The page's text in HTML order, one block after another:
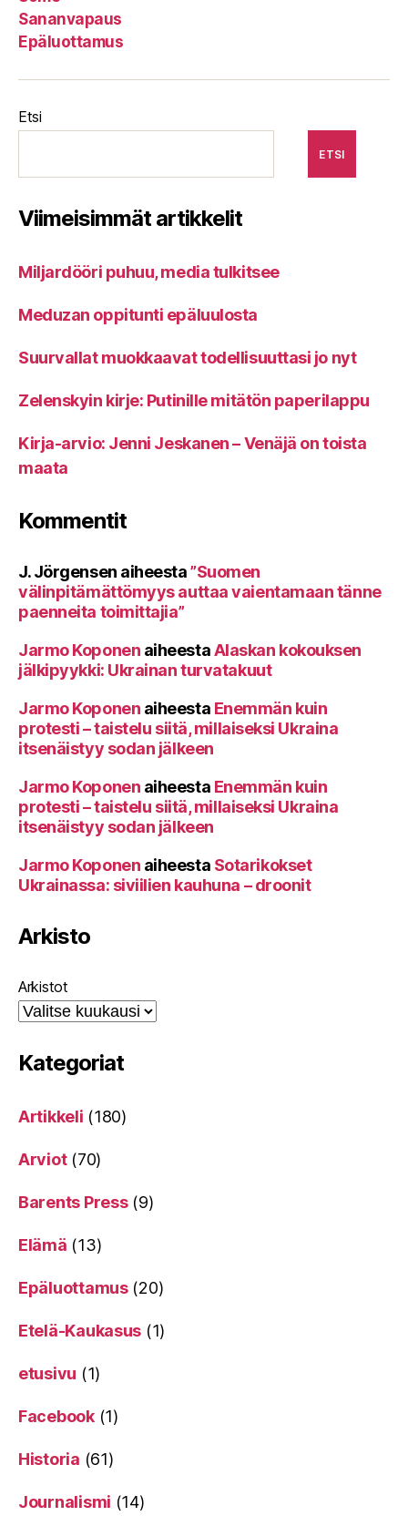
Sananvapaus
Epäluottamus
Etsi
ETSI
Viimeisimmät artikkelit
Miljardööri puhuu, media tulkitsee
Meduzan oppitunti epäluulosta
Suurvallat muokkaavat todellisuuttasi jo nyt
Zelenskyin kirje: Putinille mitätön paperilappu
Kirja-arvio: Jenni Jeskanen – Venäjä on toista
maata
Kommentit
J. Jörgensen aiheesta”Suomen
välinpitämättömyys auttaa vaientamaan tänne
paenneita toimittajia”
Jarmo Koponen aiheestaAlaskan kokouksen
jälkipyykki: Ukrainan turvatakuut
Jarmo Koponen aiheesta Enemmän kuin
protesti – taistelu siitä, millaiseksi Ukraina
itsenäistyy sodan jälkeen
Jarmo Koponen aiheesta Enemmän kuin
protesti – taistelu siitä, millaiseksi Ukraina
itsenäistyy sodan jälkeen
Jarmo Koponen aiheesta Sotarikokset
Ukrainassa: siviilien kauhuna – droonit
Arkisto
Arkistot
Kategoriat
Artikkeli (180)
Arviot(70)
Barents Press(9)
Elämä (13)
Epäluottamus(20)
Etelä-Kaukasus (1)
etusivu (1)
Facebook(1)
Historia (61)
Journalismi (14)